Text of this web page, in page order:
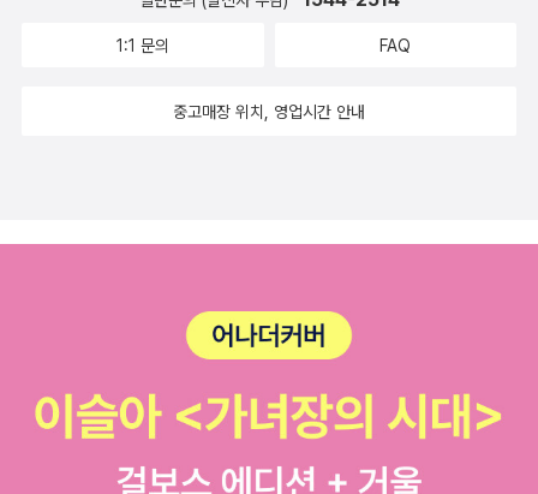
자가 있고, 행복한 사람과 불행한 사람이 있는 건가요? 이게 세상
까요?" 이상과 현실 사이에서 방황하고 있는 젊은이의 하소연에
회사생활이 너무 괴롭다는 신입사원의 울먹임 그리고 불공평한
세상에 대한 원망과 테러와 분쟁에 대한 구글 직원의 질문까지 행
복에 목마른 사람들의 수만 가지 질문에 스님은 어떤 해법을 내놓
고 있을까? "제가 많은 분들의 질문에 해답을 드리는 것 같지만,
이다. 법륜 스님의 행복 (양장본 특별 에디션)소장용으로 갖고 있
이니간만에 시집을 구입했다. 세트 악몽을 먹고 자란 소년 + 봄비
원해서 주문해서 보내줬다. 마이 페어리 테일 인 스크래치 북 : 그
입.첵을 보다가 머리도 식힐 겸 구입을 했다.아마 쉽지는 않겠지
만 그냥 즐겨 보련다.^^
1:1 문의 FAQ
중고매장 위치, 영업시간 안내